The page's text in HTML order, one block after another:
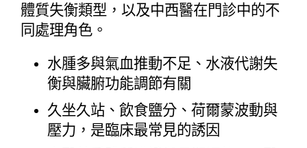
體質失衡類型，以及中西醫在門診中的不
同處理角色。
水腫多與氣血推動不足、水液代謝失
衡與臟腑功能調節有關
久坐久站、飲食鹽分、荷爾蒙波動與
壓力，是臨床最常見的誘因